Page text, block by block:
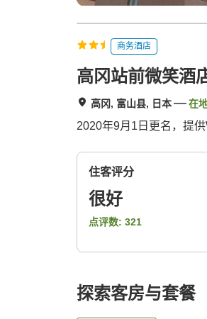
商务酒店
高冈站前微笑酒
高冈, 富山县, 日本 在
2020年9月1日更名，提
住客评分
很好
点评数: 321
探索客房与套餐